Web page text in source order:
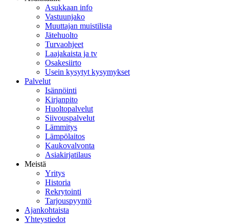
Asukkaan info
Vastuunjako
Muuttajan muistilista
Jätehuolto
Turvaohjeet
Laajakaista ja tv
Osakesiirto
Usein kysytyt kysymykset
Palvelut
Isännöinti
Kirjanpito
Huoltopalvelut
Siivouspalvelut
Lämmitys
Lämpölaitos
Kaukovalvonta
Asiakirjatilaus
Meistä
Yritys
Historia
Rekrytointi
Tarjouspyyntö
Ajankohtaista
Yhteystiedot